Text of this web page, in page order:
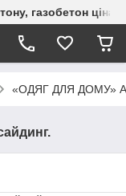
газобетон
«ОДЯГ ДЛЯ ДОМУ»